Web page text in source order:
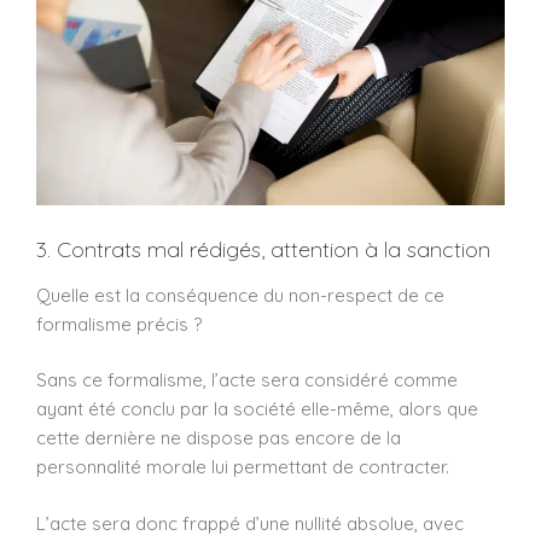
3. Contrats mal rédigés, attention à la sanction
Quelle est la conséquence du non-respect de ce
formalisme précis ?
Sans ce formalisme, l’acte sera considéré comme
ayant été conclu par la société elle-même, alors que
cette dernière ne dispose pas encore de la
personnalité morale lui permettant de contracter.
L’acte sera donc frappé d’une nullité absolue, avec